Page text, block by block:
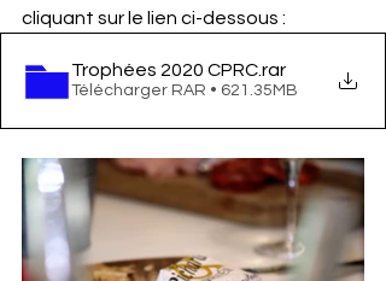
cliquant sur le lien ci-dessous :
Trophées 2020 CPRC.rar
Télécharger RAR • 621.35MB